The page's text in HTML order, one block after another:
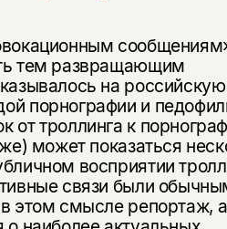
тем развращающим
на российскую
порнографии и
от троллинга к
может показаться
восприятии
связи были
этом смысле репортаж,